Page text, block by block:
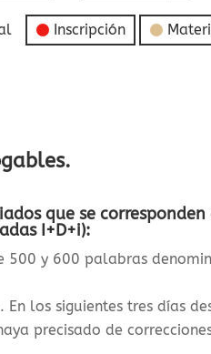
Inscripción
que se
I+D+i):
y 600 palabras
. En los siguientes tres días
precisado de